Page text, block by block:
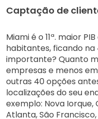
Captação de
Miami é o 11ª. maior
habitantes, ficando na
importante? Quanto
empresas e menos
outras 40 opções
localizações do seu
exemplo: Nova Iorque,
Atlanta, São